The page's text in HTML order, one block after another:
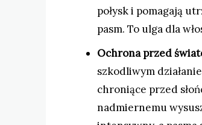
połysk i pomagają
pasm. To ulga dla
Ochrona przed
szkodliwym
chroniące przed
nadmiernemu